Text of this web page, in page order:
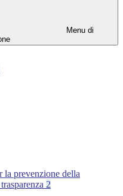
Menu di
la prevenzione della
2